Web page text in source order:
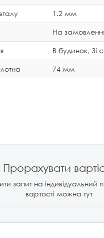
1.2 мм
На
В будинок, Зі
74 мм
Прорахувати
запит на індивідуальний
вартості можна тут